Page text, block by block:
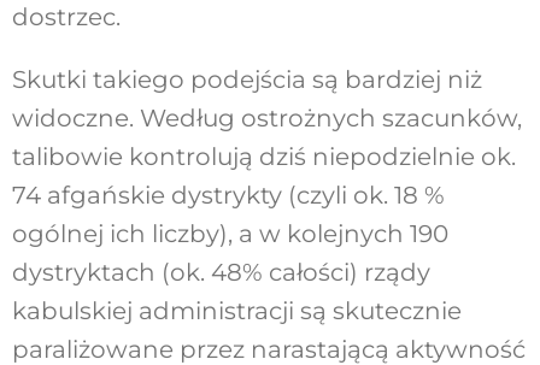
dostrzec.
Skutki takiego podejścia są bardziej niż
widoczne. Według ostrożnych szacunków,
talibowie kontrolują dziś niepodzielnie ok.
74 afgańskie dystrykty (czyli ok. 18 %
ogólnej ich liczby), a w kolejnych 190
dystryktach (ok. 48% całości) rządy
kabulskiej administracji są skutecznie
paraliżowane przez narastającą aktywność